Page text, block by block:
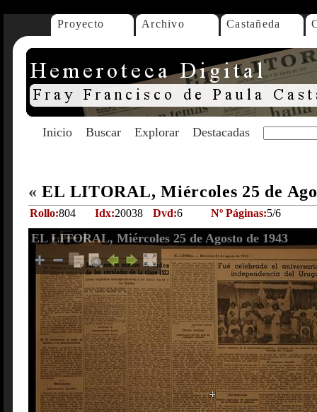
Proyecto Archivo Castañeda
Inicio Buscar Explorar Destacadas
« EL LITORAL, Miércoles 25 de
Rollo:804 Idx:20038 Dvd:6 Nº Páginas:5/6
EL LITORAL, Miércoles 25 de Agosto de 1943